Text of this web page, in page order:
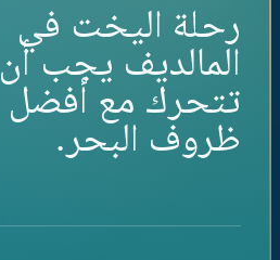
رحلة اليخت في
المالديف يجب أن
تتحرك مع أفضل
ظروف البحر.